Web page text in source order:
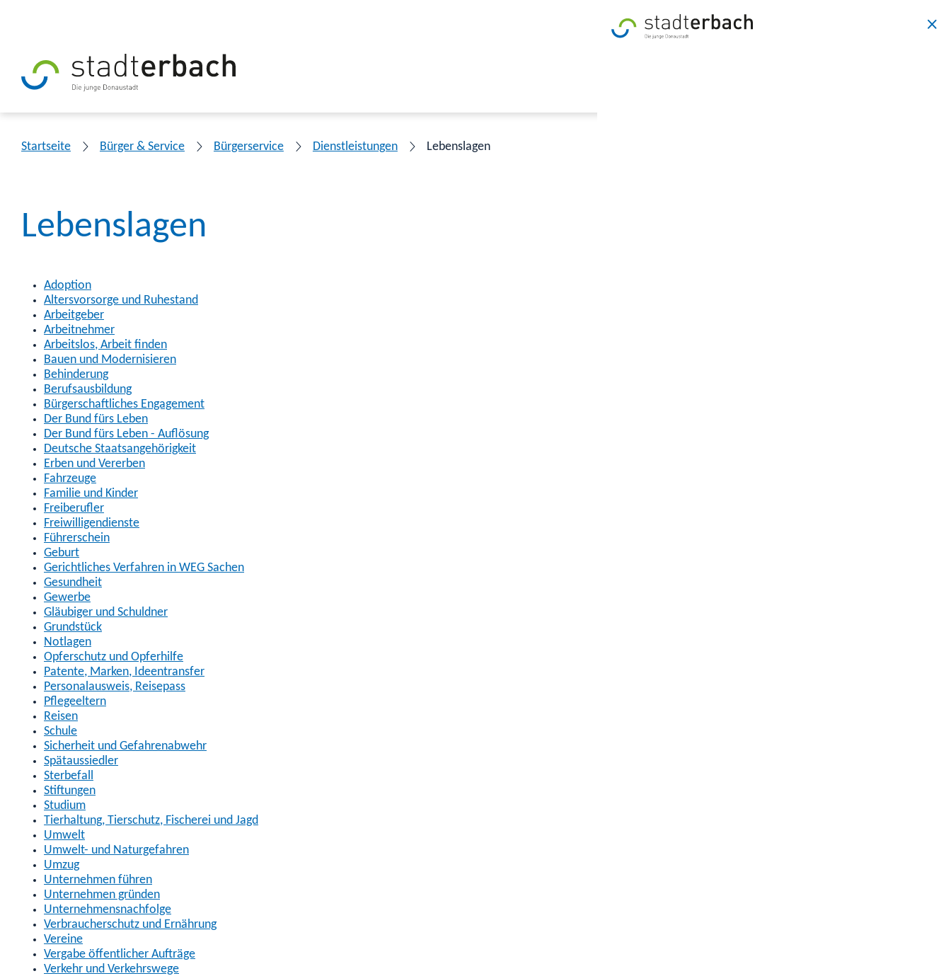
Startseite Bürger & Service Bürgerservice Dienstleistungen Lebenslagen
Lebenslagen
Adoption
Altersvorsorge und Ruhestand
Arbeitgeber
Arbeitnehmer
Arbeitslos, Arbeit finden
Bauen und Modernisieren
Behinderung
Berufsausbildung
Bürgerschaftliches Engagement
Der Bund fürs Leben
Der Bund fürs Leben - Auflösung
Deutsche Staatsangehörigkeit
Erben und Vererben
Fahrzeuge
Familie und Kinder
Freiberufler
Freiwilligendienste
Führerschein
Geburt
Gerichtliches Verfahren in WEG Sachen
Gesundheit
Gewerbe
Gläubiger und Schuldner
Grundstück
Notlagen
Opferschutz und Opferhilfe
Patente, Marken, Ideentransfer
Personalausweis, Reisepass
Pflegeeltern
Reisen
Schule
Sicherheit und Gefahrenabwehr
Spätaussiedler
Sterbefall
Stiftungen
Studium
Tierhaltung, Tierschutz, Fischerei und Jagd
Umwelt
Umwelt- und Naturgefahren
Umzug
Unternehmen führen
Unternehmen gründen
Unternehmensnachfolge
Verbraucherschutz und Ernährung
Vereine
Vergabe öffentlicher Aufträge
Verkehr und Verkehrswege